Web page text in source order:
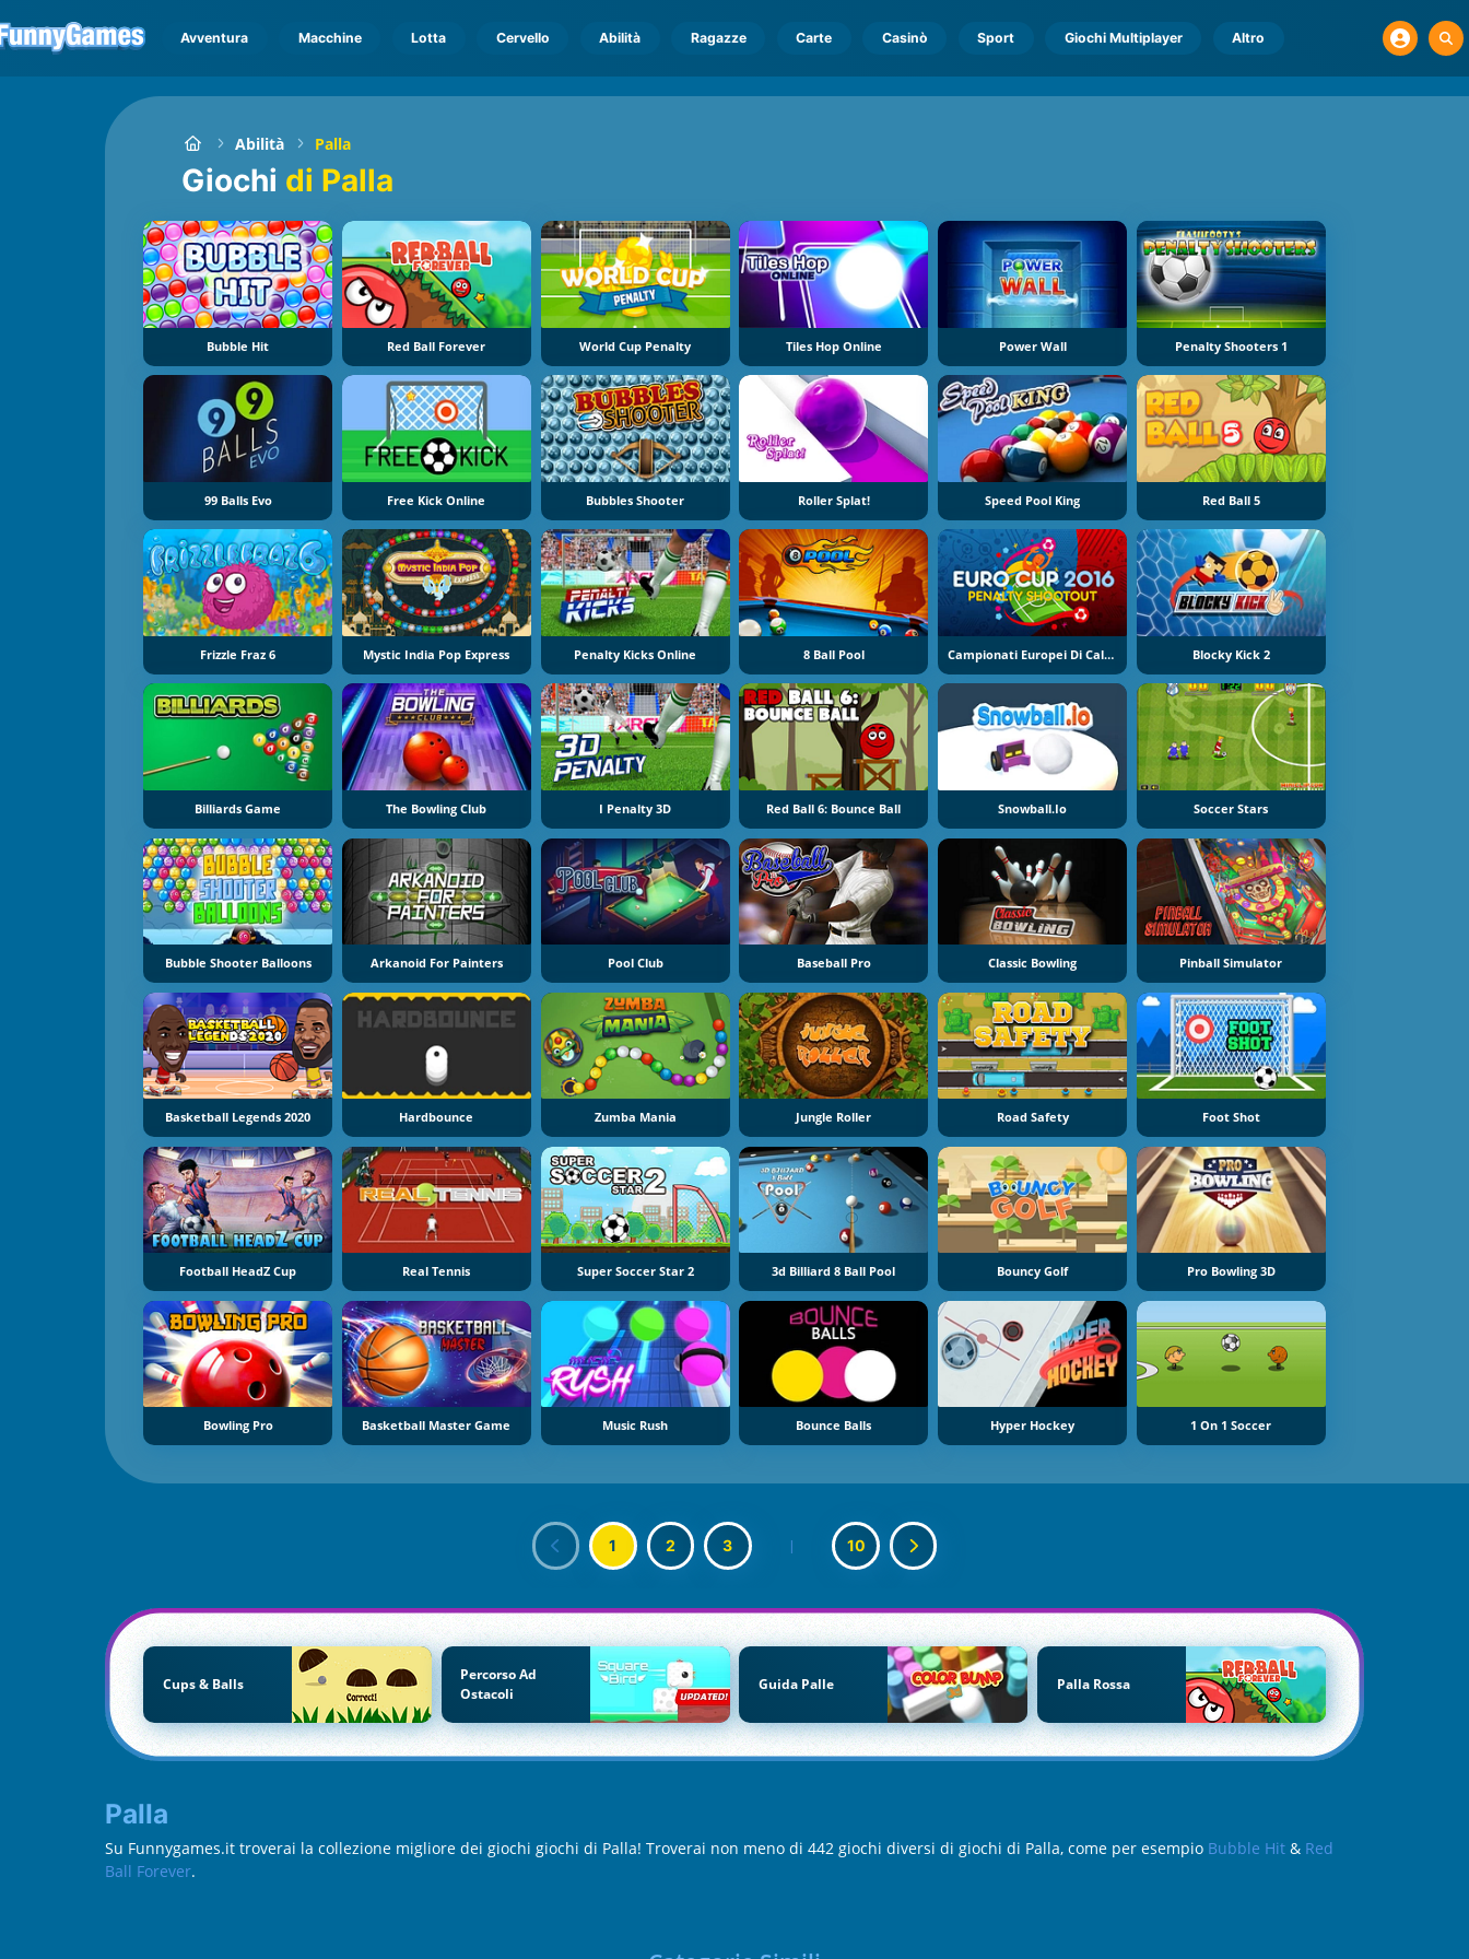
Avventura Macchine Lotta Cervello Abilità Ragazze Carte Casinò Sport Giochi Multiplayer Altro
Abilità Palla
Giochi di Palla
Bubble Hit Red Ball Forever World Cup Penalty Tiles Hop Online Power Wall Penalty Shooters 1
99 Balls Evo Free Kick Online Bubbles Shooter Roller Splat! Speed Pool King Red Ball 5
Frizzle Fraz 6 Mystic India Pop Express Penalty Kicks Online 8 Ball Pool Campionati Europei Di Calcio 2016 Calci Di Rigore Blocky Kick 2
Billiards Game The Bowling Club I Penalty 3D Red Ball 6: Bounce Ball Snowball.io Soccer Stars
Bubble Shooter Balloons Arkanoid For Painters Pool Club Baseball Pro Classic Bowling Pinball Simulator
Basketball Legends 2020 Hardbounce Zumba Mania Jungle Roller Road Safety Foot Shot
Football HeadZ Cup Real Tennis Super Soccer Star 2 3d Billiard 8 Ball Pool Bouncy Golf Pro Bowling 3D
Bowling Pro Basketball Master Game Music Rush Bounce Balls Hyper Hockey 1 On 1 Soccer
1 2 3 | 10
Cups & Balls
Percorso Ad
Ostacoli
Guida Palle Palla Rossa
Palla
Su Funnygames.it troverai la collezione migliore dei giochi giochi di Palla! Troverai non meno di 442 giochi diversi di giochi di Palla, come per esempio Bubble Hit & Red
Ball Forever.